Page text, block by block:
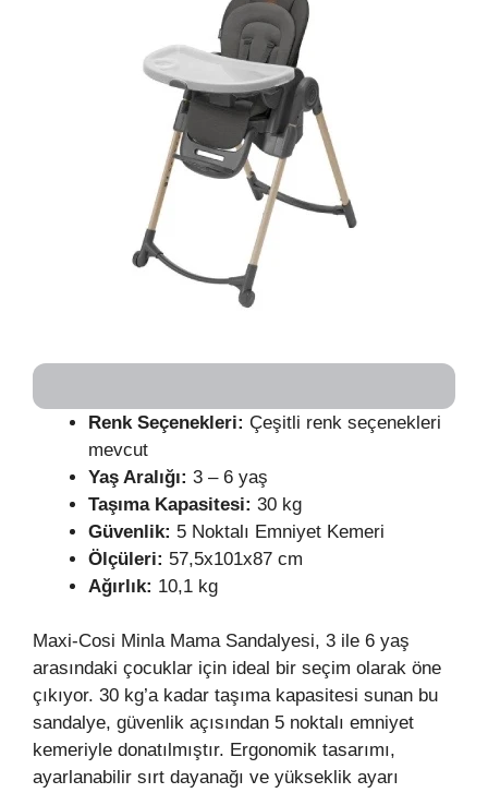
Renk Seçenekleri: Çeşitli renk seçenekleri
mevcut
Yaş Aralığı: 3 – 6 yaş
Taşıma Kapasitesi: 30 kg
Güvenlik: 5 Noktalı Emniyet Kemeri
Ölçüleri: 57,5x101x87 cm
Ağırlık: 10,1 kg
Maxi-Cosi Minla Mama Sandalyesi, 3 ile 6 yaş
arasındaki çocuklar için ideal bir seçim olarak öne
çıkıyor. 30 kg’a kadar taşıma kapasitesi sunan bu
sandalye, güvenlik açısından 5 noktalı emniyet
kemeriyle donatılmıştır. Ergonomik tasarımı,
ayarlanabilir sırt dayanağı ve yükseklik ayarı